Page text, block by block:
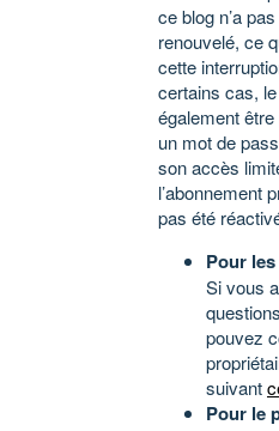
ce blog n’a
renouvelé, ce
cette
certains cas,
également
un mot de
son accès
l’abonnement
pas été
Pour
Si vous
pouvez
suivant
Pour le